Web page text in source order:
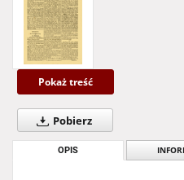
Pokaż treść
Pobierz
OPIS